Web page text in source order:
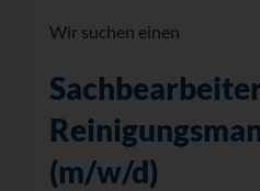
Wir suchen einen
(m/w/d)